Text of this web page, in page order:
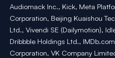
Audiomack Inc., Kick, Meta
Corporation, Beijing Kuaishou
Ltd., Vivendi SE (Dailymotion),
Dribbble Holdings Ltd.,
Corporation, VK Company